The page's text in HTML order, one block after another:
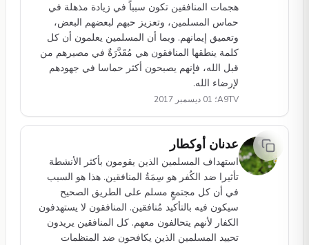
هجمات المنافقين تكون سبباً في زيادة مذهلة في
حماس المسلمين، وتعزيز حبهم لبعضهم البعض،
وتعميق إيمانهم. وبما أن المسلمين يعلمون أن كل
كلمة ينطقها المنافقون هي مُقَدَّرَةٌ في مصيرهم من
قبل الله، فإنهم يصبحون أكثر حماسا في جهودهم
لإرضاء الله.
A9TV؛ 01 ديسمبر 2017
عدنان أوكطار
استهداف المسلمين الذين يقومون بأكثر الأنشطة
تأثيرا ضد الكُفر هو سِمَةُ المنافقين. هذا هو السبب
في أن كل مجتمعٍ مسلم على الطريق الصحيح
سيكون فيه بالتأكيد مُنافقين. المنافقون لا يستهدفون
الكفار لأنهم يتحالفون معهم. كل المنافقين يريدون
تحييد المسلمين الذين يكافحون ضد المنظمات